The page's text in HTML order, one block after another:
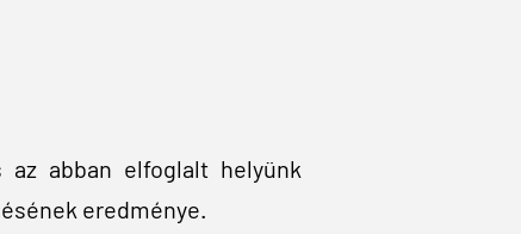
abban elfoglalt helyünk
eredménye.